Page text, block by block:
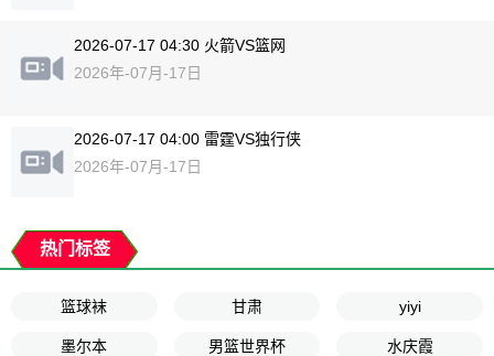
2026-07-17 04:30 火箭VS篮网
2026年-07月-17日
2026-07-17 04:00 雷霆VS独行侠
2026年-07月-17日
热门标签
篮球袜 甘肃 yiyi
墨尔本 男篮世界杯 水庆霞